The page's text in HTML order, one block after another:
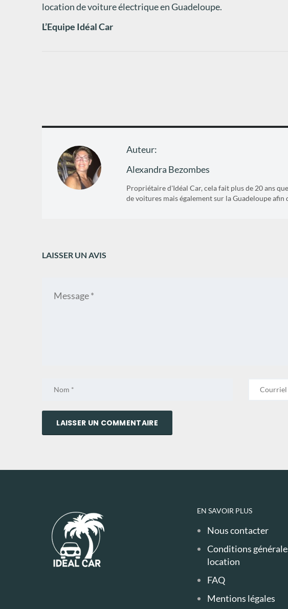
location de voiture électrique en Guadeloupe.
L’Equipe Idéal Car
Auteur:
Alexandra Bezombes
Propriétaire d'Idéal Car, cela fait plus de 20 ans
de voitures mais également sur la Guadeloupe
LAISSER UN AVIS
EN SAVOIR PLUS
Nous contacter
Conditions
location
FAQ
Mentions légales